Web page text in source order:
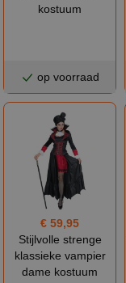
kostuum
op voorraad
€ 59,95
Stijlvolle strenge
klassieke vampier
dame kostuum